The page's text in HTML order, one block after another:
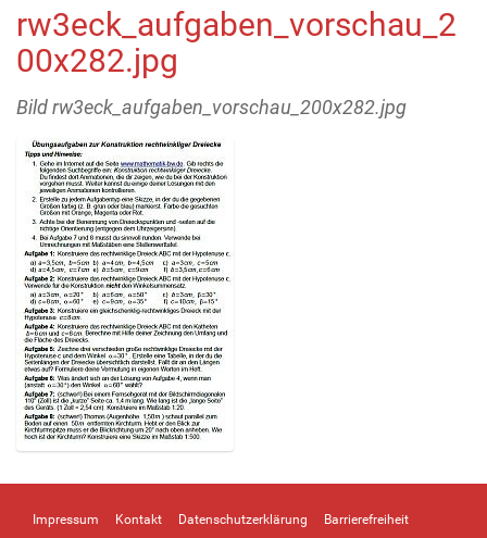
rw3eck_aufgaben_vorschau_2
00x282.jpg
Bild rw3eck_aufgaben_vorschau_200x282.jpg
e
gImpressum Kontakt Datenschutzerklärung Barrierefreiheit